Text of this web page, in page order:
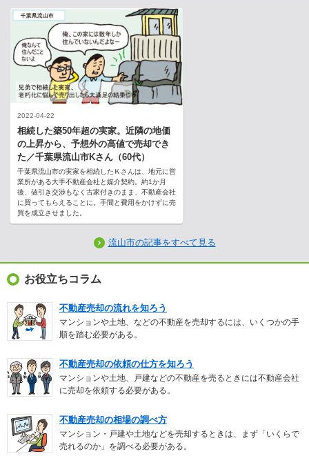
2022-04-22
相続した築50年超の実家。近隣の地価
の上昇から、予想外の高値で売却でき
た／千葉県流山市Kさん（60代）
千葉県流山市の実家を相続したＫさんは、地元に営
業所がある大手不動産会社と媒介契約。約1か月
後、値引き交渉もなく古家付きのまま、不動産会社
に買ってもらえることに。手間と費用をかけずに売
買を成立させました。
流山市の記事をすべて見る
お役立ちコラム
不動産売却の流れを知ろう
マンションや土地、などの不動産を売却するには、いくつかの手
順を踏む必要がある。
不動産売却の依頼の仕方を知ろう
マンションや土地、戸建などの不動産を売るときには不動産会社
に売却を依頼する必要がある。
不動産売却の相場の調べ方
マンション・戸建や土地などを売却するときは、まず「いくらで
売れるのか」を調べる必要がある。